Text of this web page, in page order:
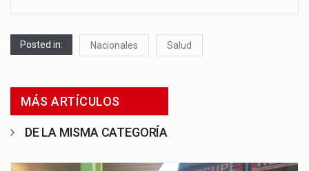
Posted in: Nacionales Salud
MÁS ARTÍCULOS
DE LA MISMA CATEGORÍA